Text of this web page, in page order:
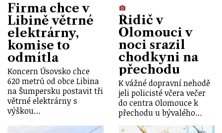
Firma chce v
Libině větrné
elektrárny,
komise to
odmítla
Koncern Úsovsko chce
620 metrů od obce Libina
na Šumpersku postavit tři
větrné elektrárny s
výškou…
Řidič v
Olomouci v
noci srazil
chodkyni na
přechodu
K vážné dopravní nehodě
jeli policisté včera večer
do centra Olomouce k
přechodu u bývalého…